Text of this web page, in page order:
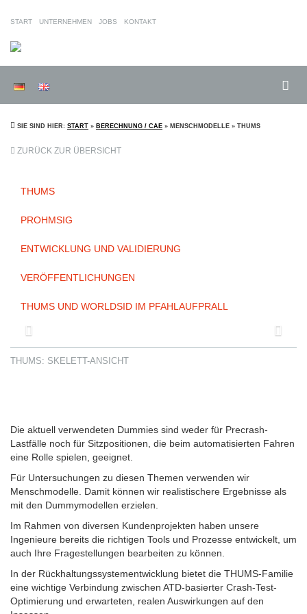
START UNTERNEHMEN JOBS KONTAKT
FÜR
AUTOMOBILTECHNIK
MBH
SIE SIND HIER: START » BERECHNUNG / CAE » MENSCHMODELLE » THUMS
ZURÜCK ZUR ÜBERSICHT
THUMS
PROHMSIG
ENTWICKLUNG UND VALIDIERUNG
VERÖFFENTLICHUNGEN
THUMS UND WORLDSID IM PFAHLAUFPRALL
THUMS: SKELETT-ANSICHT
Previous
Die aktuell verwendeten Dummies sind weder für Precrash-
Lastfälle noch für Sitzpositionen, die beim automatisierten Fahren
eine Rolle spielen, geeignet.
Für Untersuchungen zu diesen Themen verwenden wir
Menschmodelle. Damit können wir realistischere Ergebnisse als
mit den Dummymodellen erzielen.
Im Rahmen von diversen Kundenprojekten haben unsere
Ingenieure bereits die richtigen Tools und Prozesse entwickelt, um
auch Ihre Fragestellungen bearbeiten zu können.
In der Rückhaltungssystementwicklung bietet die THUMS-Familie
eine wichtige Verbindung zwischen ATD-basierter Crash-Test-
Optimierung und erwarteten, realen Auswirkungen auf den